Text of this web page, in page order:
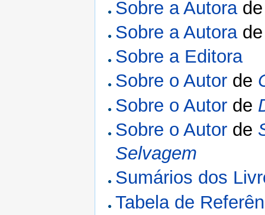
Sobre a Autora
Sobre a Autora
Sobre a Editora
Sobre o Autor de
Sobre o Autor de
Sobre o Autor de
Selvagem
Sumários dos
Tabela de